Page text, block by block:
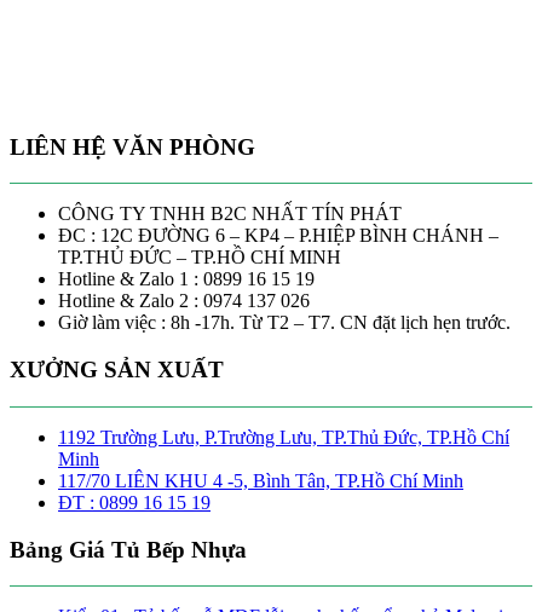
LIÊN HỆ VĂN PHÒNG
CÔNG TY TNHH B2C NHẤT TÍN PHÁT
ĐC : 12C ĐƯỜNG 6 – KP4 – P.HIỆP BÌNH CHÁNH –
TP.THỦ ĐỨC – TP.HỒ CHÍ MINH
Hotline & Zalo 1 : 0899 16 15 19
Hotline & Zalo 2 : 0974 137 026
Giờ làm việc : 8h -17h. Từ T2 – T7. CN đặt lịch hẹn trước.
XƯỞNG SẢN XUẤT
1192 Trường Lưu, P.Trường Lưu, TP.Thủ Đức, TP.Hồ Chí
Minh
117/70 LIÊN KHU 4 -5, Bình Tân, TP.Hồ Chí Minh
ĐT : 0899 16 15 19
Bảng Giá Tủ Bếp Nhựa